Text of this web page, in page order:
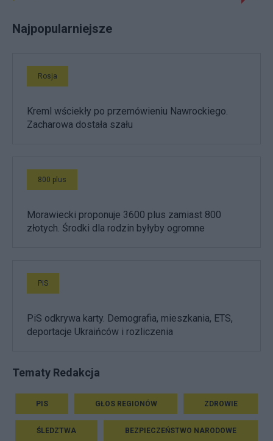
Najpopularniejsze
Rosja
Kreml wściekły po przemówieniu Nawrockiego.
Zacharowa dostała szału
800 plus
Morawiecki proponuje 3600 plus zamiast 800
złotych. Środki dla rodzin byłyby ogromne
PiS
PiS odkrywa karty. Demografia, mieszkania, ETS,
deportacje Ukraińców i rozliczenia
Tematy Redakcja
PIS GŁOS REGIONÓW ZDROWIE
ŚLEDZTWA BEZPIECZEŃSTWO NARODOWE